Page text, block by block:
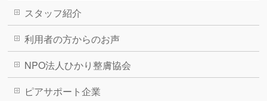
スタッフ紹介
利用者の方からのお声
NPO法人ひかり整膚協会
ピアサポート企業